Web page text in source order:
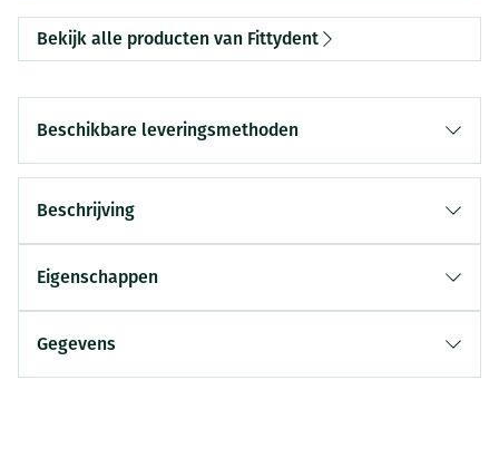
Bekijk alle producten van Fittydent
Beschikbare leveringsmethoden
Beschrijving
Eigenschappen
Gegevens